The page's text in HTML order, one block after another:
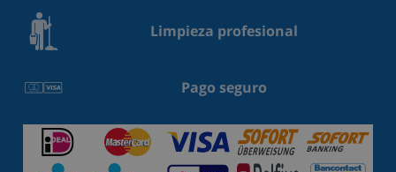
Limpieza profesional
Pago seguro